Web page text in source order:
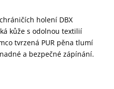
holení DBX
kůže s odolnou textilií
tvrzená PUR pěna tlumí
a bezpečné zápínání.